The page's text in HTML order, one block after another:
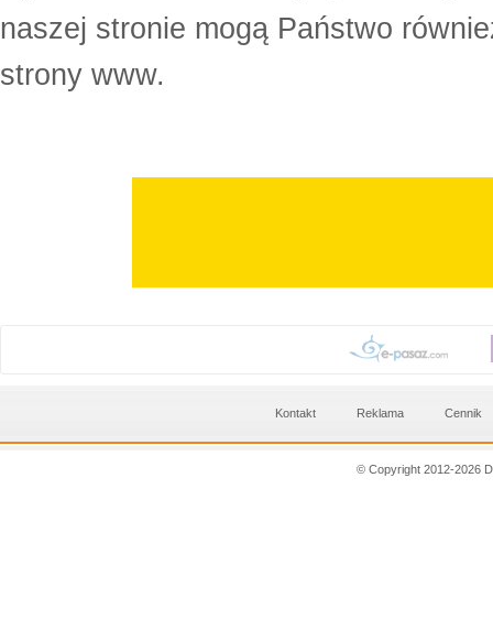
naszej stronie mogą Państwo
strony www.
Kontakt Reklama Cennik
© Copyright 2012-2026